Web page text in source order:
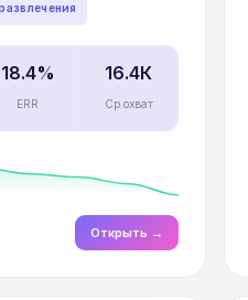
18.4%
ERR
16.4К
Ср.охват
Открыть →